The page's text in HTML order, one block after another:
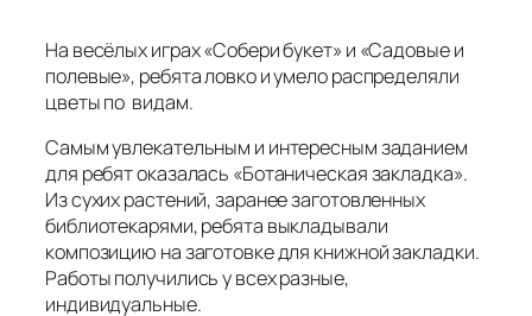
На весёлых играх «Собери букет» и «Садовые и
полевые», ребята ловко и умело распределяли
цветы по видам.
Самым увлекательным и интересным заданием
для ребят оказалась «Ботаническая закладка».
Из сухих растений, заранее заготовленных
библиотекарями, ребята выкладывали
композицию на заготовке для книжной закладки.
Работы получились у всех разные,
индивидуальные.